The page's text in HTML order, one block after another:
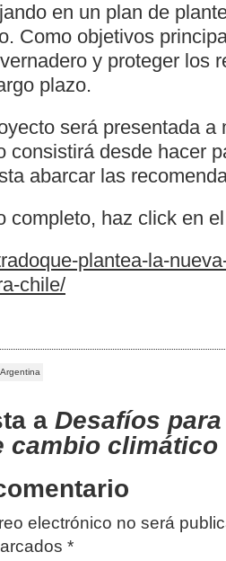
en un plan de
Como objetivos
y proteger los
plazo.
será presentada a
consistirá desde hacer
abarcar las
completo, haz click en
plantea-la-
chile/
a Desafíos
cambio climático
electrónico no será
*